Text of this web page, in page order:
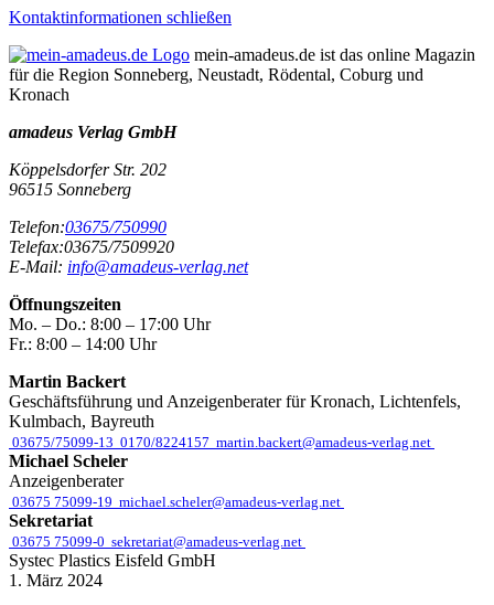
Kontaktinformationen schließen
mein-amadeus.de ist das online Magazin
für die Region Sonneberg, Neustadt, Rödental, Coburg und
Kronach
amadeus Verlag GmbH
Köppelsdorfer Str. 202
96515 Sonneberg
Telefon:03675/750990
Telefax:03675/7509920
E-Mail: info@amadeus-verlag.net
Öffnungszeiten
Mo. – Do.: 8:00 – 17:00 Uhr
Fr.: 8:00 – 14:00 Uhr
Martin Backert
Geschäftsführung und Anzeigenberater für Kronach, Lichtenfels,
Kulmbach, Bayreuth
03675/75099-13 0170/8224157 martin.backert@amadeus-verlag.net
Michael Scheler
Anzeigenberater
03675 75099-19 michael.scheler@amadeus-verlag.net
Sekretariat
03675 75099-0 sekretariat@amadeus-verlag.net
Systec Plastics Eisfeld GmbH
1. März 2024